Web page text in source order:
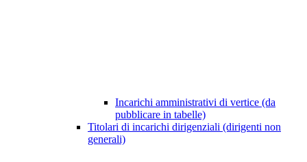
Incarichi amministrativi di vertice (da
pubblicare in tabelle)
Titolari di incarichi dirigenziali (dirigenti non
generali)